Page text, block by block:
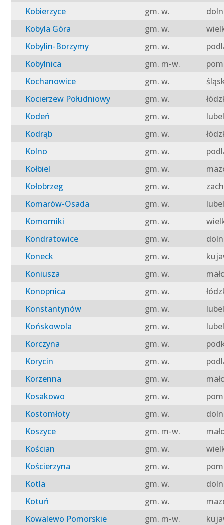
Kobierzyce
gm. w.
Kobyla Góra
gm. w.
Kobylin-Borzymy
gm. w.
Kobylnica
gm. m-w.
Kochanowice
gm. w.
Kocierzew Południowy
gm. w.
Kodeń
gm. w.
Kodrąb
gm. w.
Kolno
gm. w.
Kołbiel
gm. w.
Kołobrzeg
gm. w.
Komarów-Osada
gm. w.
Komorniki
gm. w.
Kondratowice
gm. w.
Koneck
gm. w.
Koniusza
gm. w.
Konopnica
gm. w.
Konstantynów
gm. w.
Końskowola
gm. w.
Korczyna
gm. w.
Korycin
gm. w.
Korzenna
gm. w.
Kosakowo
gm. w.
Kostomłoty
gm. w.
Koszyce
gm. m-w.
Kościan
gm. w.
Kościerzyna
gm. w.
Kotla
gm. w.
Kotuń
gm. w.
Kowalewo Pomorskie
gm. m-w.